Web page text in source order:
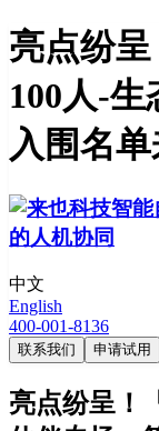
亮点纷
100人-
入围名
中文
English
400-001-8136
联系我们 申请试用
亮点纷呈！